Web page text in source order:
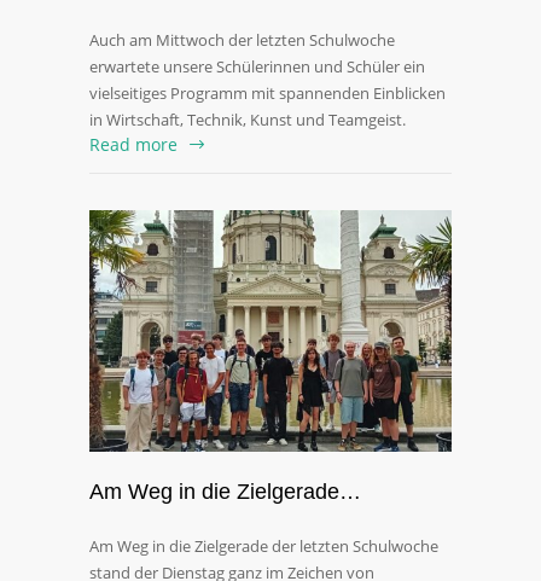
Auch am Mittwoch der letzten Schulwoche
erwartete unsere Schülerinnen und Schüler ein
vielseitiges Programm mit spannenden Einblicken
in Wirtschaft, Technik, Kunst und Teamgeist.
Read more
Am Weg in die Zielgerade…
Am Weg in die Zielgerade der letzten Schulwoche
stand der Dienstag ganz im Zeichen von